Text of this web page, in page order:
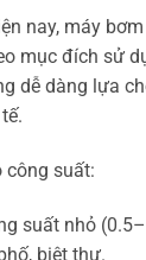
nay, máy
mục đích sử
dễ dàng lựa
công suất:
suất nhỏ
biệt thự.